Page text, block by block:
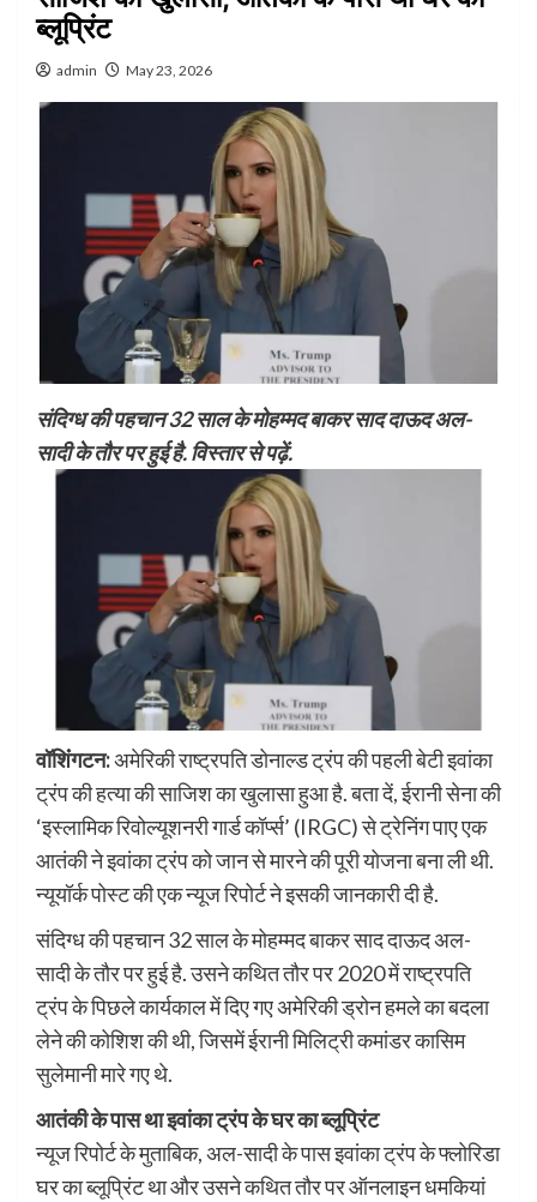
ब्लूप्रिंट
admin May 23, 2026
संदिग्ध की पहचान 32 साल के मोहम्मद बाकर साद दाऊद अल-
सादी के तौर पर हुई है. विस्तार से पढ़ें.
वॉशिंंगटन:अमेरिकी राष्ट्रपति डोनाल्ड ट्रंप की पहली बेटी इवांका
ट्रंप की हत्या की साजिश का खुलासा हुआ है. बता दें, ईरानी सेना की
‘इस्लामिक रिवोल्यूशनरी गार्ड कॉर्प्स’ (IRGC) से ट्रेनिंग पाए एक
आतंकी ने इवांका ट्रंप को जान से मारने की पूरी योजना बना ली थी.
न्यूयॉर्क पोस्ट की एक न्यूज रिपोर्ट ने इसकी जानकारी दी है.
संदिग्ध की पहचान 32 साल के मोहम्मद बाकर साद दाऊद अल-
सादी के तौर पर हुई है. उसने कथित तौर पर 2020 में राष्ट्रपति
ट्रंप के पिछले कार्यकाल में दिए गए अमेरिकी ड्रोन हमले का बदला
लेने की कोशिश की थी, जिसमें ईरानी मिलिट्री कमांडर कासिम
सुलेमानी मारे गए थे.
आतंकी के पास था इवांका ट्रंप के घर का ब्लूप्रिंट
न्यूज रिपोर्ट के मुताबिक, अल-सादी के पास इवांका ट्रंप के फ्लोरिडा
घर का ब्लूप्रिंट था और उसने कथित तौर पर ऑनलाइन धमकियां